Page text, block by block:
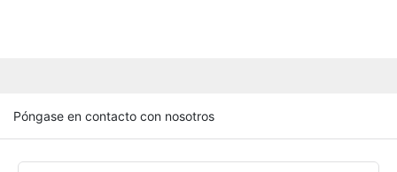
Póngase en contacto con nosotros